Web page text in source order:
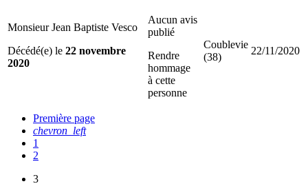
Monsieur Jean Baptiste Vesco
Décédé(e) le 22 novembre
2020
Aucun avis
publié
Rendre
hommage
à cette
personne
Coublevie
(38)
22/11/2020
Première page
chevron_left
1
2
3